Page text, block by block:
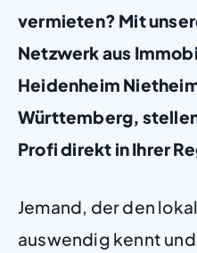
vermieten? Mit
Netzwerk aus
Heidenheim
Württemberg,
Profi direkt in Ihrer
Jemand, der den
auswendig kennt